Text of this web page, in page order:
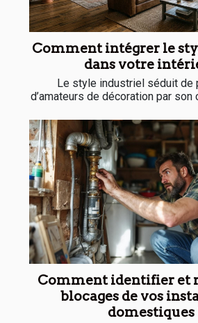
Comment intégrer le
dans votre
Le style industriel séduit de
d’amateurs de décoration par son
Comment identifier et
blocages de vos
domestiques